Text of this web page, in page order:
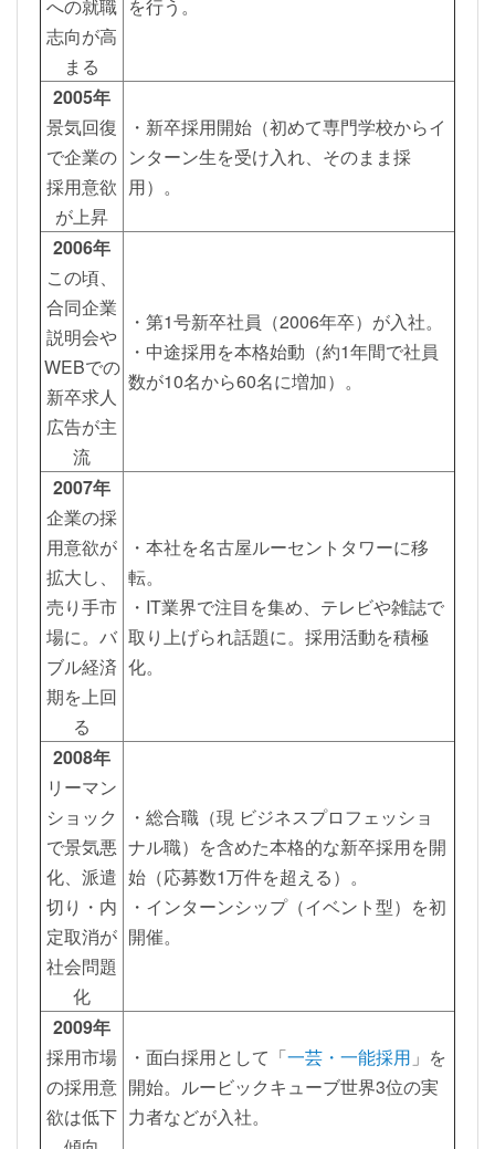
への就職
志向が高
まる
を行う。
2005年
景気回復
で企業の
採用意欲
が上昇
・新卒採用開始（初めて専門学校からイ
ンターン生を受け入れ、そのまま採
用）。
2006年
この頃、
合同企業
説明会や
WEBでの
新卒求人
広告が主
流
・第1号新卒社員（2006年卒）が入社。
・中途採用を本格始動（約1年間で社員
数が10名から60名に増加）。
2007年
企業の採
用意欲が
拡大し、
売り手市
場に。バ
ブル経済
期を上回
る
・本社を名古屋ルーセントタワーに移
転。
・IT業界で注目を集め、テレビや雑誌で
取り上げられ話題に。採用活動を積極
化。
2008年
リーマン
ショック
で景気悪
化、派遣
切り・内
定取消が
社会問題
化
・総合職（現 ビジネスプロフェッショ
ナル職）を含めた本格的な新卒採用を開
始（応募数1万件を超える）。
・インターンシップ（イベント型）を初
開催。
2009年
採用市場
の採用意
欲は低下
・面白採用として「一芸・一能採用 」を
開始。ルービックキューブ世界3位の実
力者などが入社。